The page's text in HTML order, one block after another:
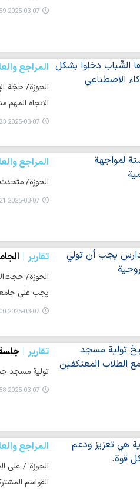
2025-03-07 20:59
المراجع
الحوزة/ حجّة
الاتجاه المهم
2025-03-07 14:23
المراجع
الحوزة/
2025-03-07 14:21
تقارير
الحوزة/
يجب على
2025-03-07 14:00
تقارير
تولیة مسجد
2025-03-07 13:58
المراجع
الحوزة / على
القواسم